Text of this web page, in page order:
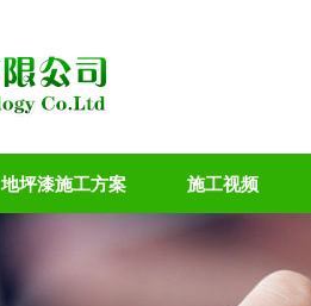
地坪漆施工方案 施工视频